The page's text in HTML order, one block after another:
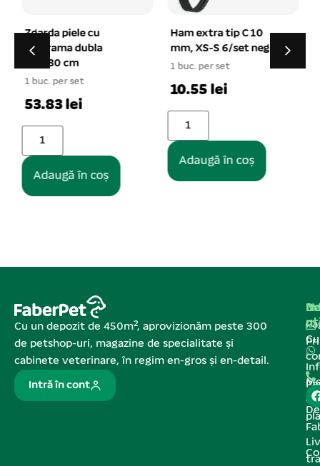
Zgarda piele cu
catarama dubla
4,8×80 cm
1 buc. per set
53.83 lei
Adaugă în coș
Ham extra tip C 10
mm, XS-S 6/set negru
1 buc. per set
10.55 lei
Adaugă în coș
Cu un depozit de 450m², aprovizionăm peste 300
de petshop-uri, magazine de specialitate și
cabinete veterinare, în regim en-gros și en-detail.
Intră în cont
de